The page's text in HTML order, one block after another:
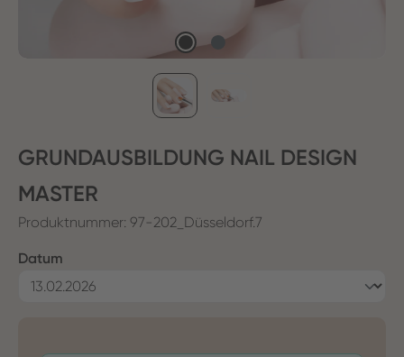
GRUNDAUSBILDUNG NAIL DESIGN
MASTER
Produktnummer: 97-202_Düsseldorf.7
Datum